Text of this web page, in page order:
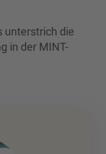
unterstrich die
in der MINT-